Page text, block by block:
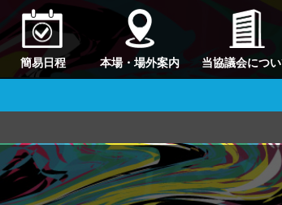
簡易日程 本場・場外案内 当協議会につ